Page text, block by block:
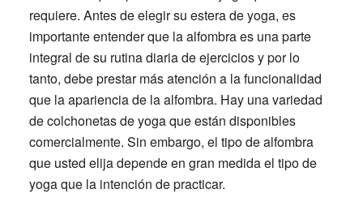
requiere. Antes de elegir su estera de yoga, es
importante entender que la alfombra es una parte
integral de su rutina diaria de ejercicios y por lo
tanto, debe prestar más atención a la funcionalidad
que la apariencia de la alfombra. Hay una variedad
de colchonetas de yoga que están disponibles
comercialmente. Sin embargo, el tipo de alfombra
que usted elija depende en gran medida el tipo de
yoga que la intención de practicar.